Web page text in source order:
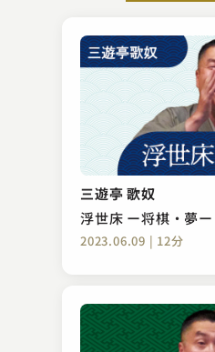
三遊亭 歌奴
浮世床 ー将棋・夢ー
2023.06.09 | 12分
柳家 花飛
電信後退
2023.05.12 | 10分